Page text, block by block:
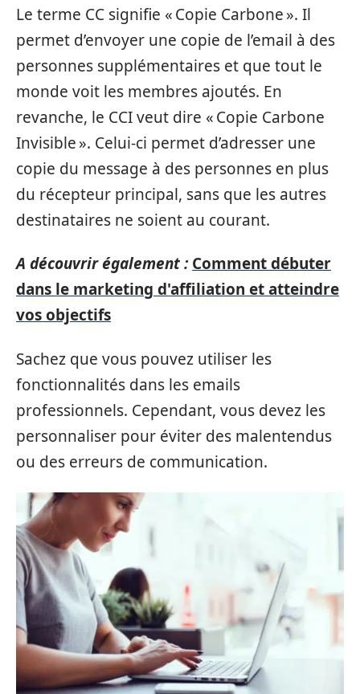
Le terme CC signifie « Copie Carbone ». Il
permet d’envoyer une copie de l’email à des
personnes supplémentaires et que tout le
monde voit les membres ajoutés. En
revanche, le CCI veut dire « Copie Carbone
Invisible ». Celui-ci permet d’adresser une
copie du message à des personnes en plus
du récepteur principal, sans que les autres
destinataires ne soient au courant.
A découvrir également : Comment débuter
dans le marketing d'affiliation et atteindre
vos objectifs
Sachez que vous pouvez utiliser les
fonctionnalités dans les emails
professionnels. Cependant, vous devez les
personnaliser pour éviter des malentendus
ou des erreurs de communication.